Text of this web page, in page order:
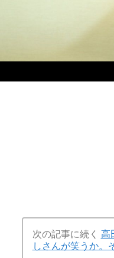
次の記事に続く 高
しさんが笑うか。